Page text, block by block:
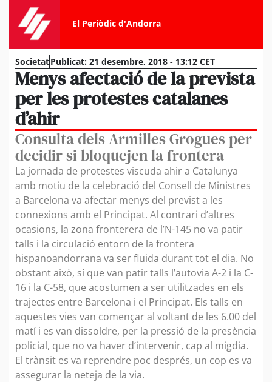
El Periòdic d'Andorra
SocietatPublicat: 21 desembre, 2018 - 13:12 CET
Menys afectació de la prevista
per les protestes catalanes
d’ahir
Consulta dels Armilles Grogues per
decidir si bloquejen la frontera
La jornada de protestes viscuda ahir a Catalunya
amb motiu de la celebració del Consell de Ministres
a Barcelona va afectar menys del previst a les
connexions amb el Principat. Al contrari d’altres
ocasions, la zona fronterera de l’N-145 no va patir
talls i la circulació entorn de la frontera
hispanoandorrana va ser fluida durant tot el dia. No
obstant això, sí que van patir talls l’autovia A-2 i la C-
16 i la C-58, que acostumen a ser utilitzades en els
trajectes entre Barcelona i el Principat. Els talls en
aquestes vies van començar al voltant de les 6.00 del
matí i es van dissoldre, per la pressió de la presència
policial, que no va haver d’intervenir, cap al migdia.
El trànsit es va reprendre poc després, un cop es va
assegurar la neteja de la via.